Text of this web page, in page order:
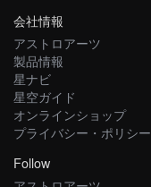
会社情報
アストロアーツ
製品情報
星ナビ
星空ガイド
オンラインショップ
プライバシー・ポリシー
Follow